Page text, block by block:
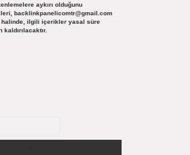
aykırı olduğunu
backlinkpanelicomtr@gmail.com
ilgili içerikler yasal süre